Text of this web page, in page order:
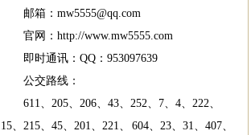
邮箱：mw5555@qq.com
官网： http://www.mw5555.com
即时通讯：QQ：953097639
公交路线：
611、205、206、43、252、7、4、222、
15、215、45、201、221、 604、23、31、407、